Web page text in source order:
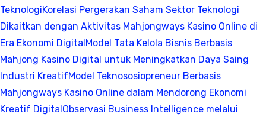
TeknologiKorelasi Pergerakan Saham Sektor Teknologi
Dikaitkan dengan Aktivitas Mahjongways Kasino Online di
Era Ekonomi Digital Model Tata Kelola Bisnis Berbasis
Mahjong Kasino Digital untuk Meningkatkan Daya Saing
Industri KreatifModel Teknososiopreneur Berbasis
Mahjongways Kasino Online dalam Mendorong Ekonomi
Kreatif Digital Observasi Business Intelligence melalui